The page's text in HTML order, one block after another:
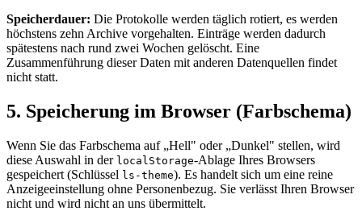
Speicherdauer: Die Protokolle werden täglich rotiert, es werden
höchstens zehn Archive vorgehalten. Einträge werden dadurch
spätestens nach rund zwei Wochen gelöscht. Eine
Zusammenführung dieser Daten mit anderen Datenquellen findet
nicht statt.
5. Speicherung im Browser (Farbschema)
Wenn Sie das Farbschema auf „Hell" oder „Dunkel" stellen, wird
diese Auswahl in der localStorage-Ablage Ihres Browsers
gespeichert (Schlüssel ls-theme). Es handelt sich um eine reine
Anzeigeeinstellung ohne Personenbezug. Sie verlässt Ihren Browser
nicht und wird nicht an uns übermittelt.